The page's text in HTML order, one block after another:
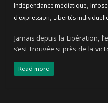
Indépendance médiatique,
d'expression, Libertés
Jamais depuis la Libération,
s’est trouvée si près de la
Read more